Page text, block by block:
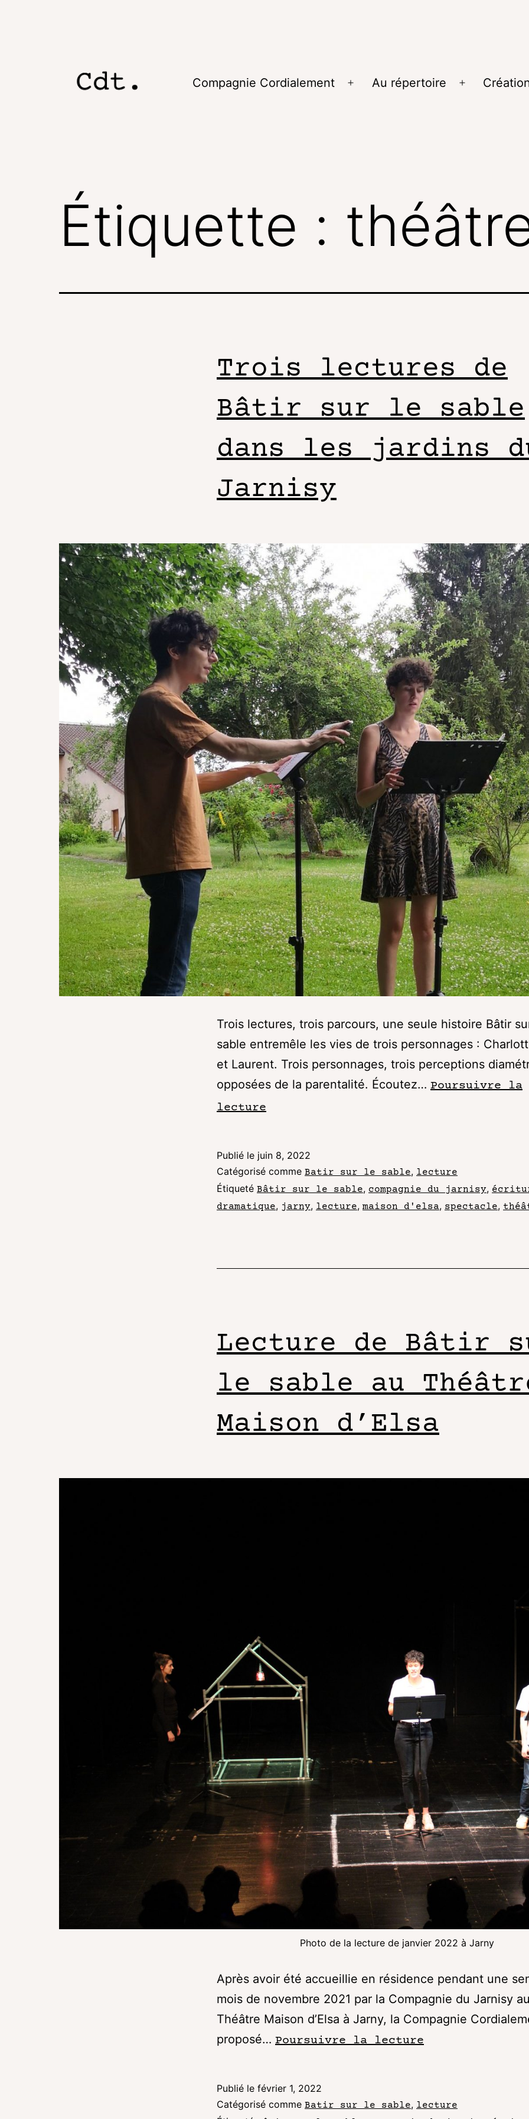
Compagnie Cordialement Au répertoire
Étiquette :
Trois lectures de
Bâtir sur le sable
dans les jardins
Jarnisy
Trois lectures, trois parcours, une seule histoire Bâtir
sable entremêle les vies de trois personnages :
et Laurent. Trois personnages, trois perceptions
opposées de la parentalité. Écoutez… Poursuivre la
lecture
Publié le juin 8, 2022
Catégorisé comme Batir sur le sable, lecture
Étiqueté Bâtir sur le sable, compagnie du jarnisy,
dramatique, jarny, lecture, maison d'elsa, spectacle,
Lecture de Bâtir
le sable au
Maison d’Elsa
Photo de la lecture de janvier 2022 à Jarny
Après avoir été accueillie en résidence pendant une
mois de novembre 2021 par la Compagnie du Jarnisy
Théâtre Maison d’Elsa à Jarny, la Compagnie
proposé… Poursuivre la lecture
Publié le février 1, 2022
Catégorisé comme Batir sur le sable, lecture